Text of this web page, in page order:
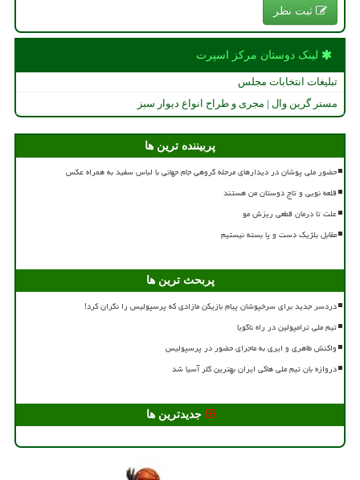
ثبت نظر
لینک دوستان مركز اسپرت
تبلیغات انتخابات مجلس
مستر گرین وال | مجری و طراح انواع دیوار سبز
پربیننده ترین ها
حضور ملی پوشان در دیدارهای مرحله گروهی جام جهانی با لباس سفید به همراه عکس
قلعه نویی و تاج دوستان من هستند
علت تا درمان قطعی ریزش مو
مقابل بلژیک دست و پا بسته نیستیم
پربحث ترین ها
دردسر جدید برای سرخپوشان پیام بازیکن مازادی که پرسپولیس را نگران کرد!
تیم ملی ترامپولین در راه ناگویا
واکنش طاهری و ایری به ماجرای حضور در پرسپولیس
دروازه بان تیم ملی هاکی ایران بهترین گلر آسیا شد
جدیدترین ها